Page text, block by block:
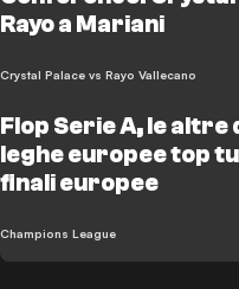
Rayo a Mariani
Crystal Palace vs Rayo Vallecano
Flop Serie A, le
leghe europee top
finali europee
Champions League